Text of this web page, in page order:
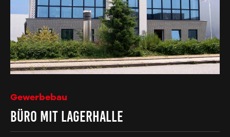
Gewerbebau
Büro mit Lagerhalle